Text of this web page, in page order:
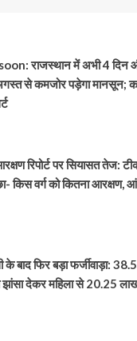
राजस्थान में अभी 4 दिन
से कमजोर पड़ेगा मानसून;
रिपोर्ट पर सियासत तेज:
किस वर्ग को कितना आरक्षण,
के बाद फिर बड़ा फर्जीवाड़ा:
झांसा देकर महिला से 20.25